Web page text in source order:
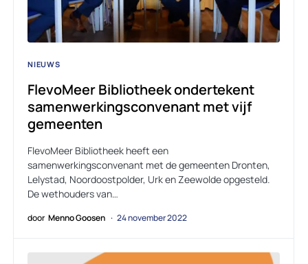
NIEUWS
FlevoMeer Bibliotheek ondertekent
samenwerkingsconvenant met vijf
gemeenten
FlevoMeer Bibliotheek heeft een
samenwerkingsconvenant met de gemeenten Dronten,
Lelystad, Noordoostpolder, Urk en Zeewolde opgesteld.
De wethouders van…
door Menno Goosen 24 november 2022